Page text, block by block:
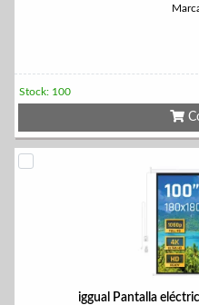
Stock: 100
iggual Pantalla